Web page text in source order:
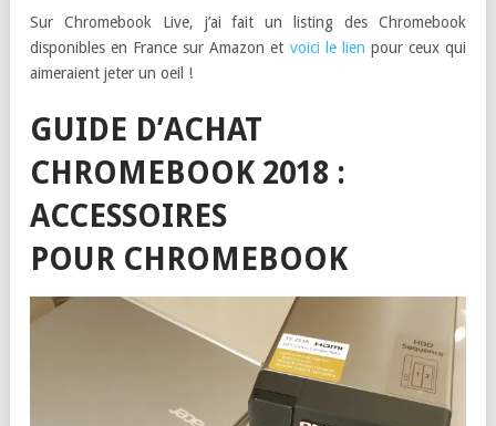
Sur Chromebook Live, j’ai fait un listing des Chromebook
disponibles en France sur Amazon et voici le lien pour ceux qui
aimeraient jeter un oeil !
GUIDE D’ACHAT
CHROMEBOOK 2018 :
ACCESSOIRES
POUR CHROMEBOOK